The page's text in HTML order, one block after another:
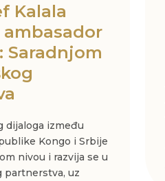
Kalala
ambasador
Saradnjom
dijaloga između
Kongo i Srbije
nivou i razvija se u
partnerstva, uz